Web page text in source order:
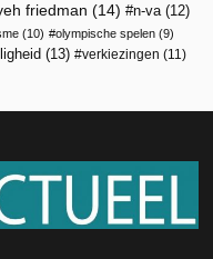
friedman (14) n-va (12)
(10) olympische spelen (9)
(13) verkiezingen (11)